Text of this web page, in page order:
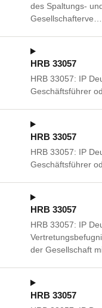
des Spaltungs-
Gesellschafterve…
HRB 33057
HRB 33057: IP
Geschäftsführer
HRB 33057
HRB 33057: IP
Geschäftsführer
HRB 33057
HRB 33057: IP
der Gesellschaft
HRB 33057